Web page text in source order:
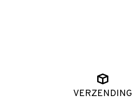
VERZENDING